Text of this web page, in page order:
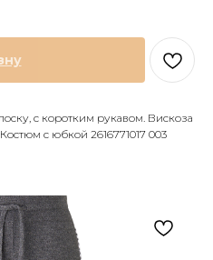
с коротким рукавом. Вискоза
с юбкой 2616771017 003